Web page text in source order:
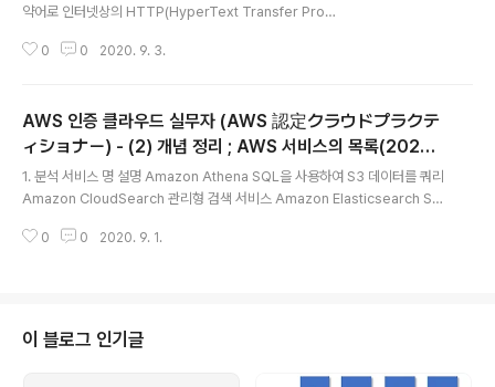
약어로 인터넷상의 HTTP(HyperText Transfer Prot
e Sockets Layer)와 TLS (Transport Layer Sercu
를 암호화하기 위해 이용한다. SSH [Secure Shell]의 약
어로, 네트워크에 접속된 기계를 원격조정하고 관리하기
위한 수단이다. 포인트는 Sercure이다. 이를 위해 필요한
구성이 준비되어 있다. Linux의 EC2인스턴스를 기동한
0 0 2020. 9. 3.
AWS 인증 클라우드 실무자 (AWS 認定クラウドプラクテ
ィショナー) - (2) 개념 정리 ; AWS 서비스의 목록(2020/
4/26기준)
1. 분석 서비스 명 설명 Amazon Athena SQL을 사용하여 S3 데이터를 쿼리
Amazon CloudSearch 관리형 검색 서비스 Amazon Elasticsearch Ser
adoop 프레임 워크 Amazon Kinesis 리얼 타임의 비디오와 데이터 스트림
서비스 AWS Data Exchange 클라우드 내 서비스 third party..
0 0 2020. 9. 1.
이 블로그 인기글